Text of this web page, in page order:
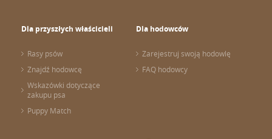
Dla przyszłych właścicieli
Rasy psów
Znajdź hodowcę
Wskazówki dotyczące
zakupu psa
Puppy Match
Dla hodowców
Zarejestruj swoją hodowlę
FAQ hodowcy